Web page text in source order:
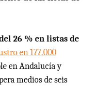
26 % en listas de
en 177.000
en Andalucía y
medios de seis